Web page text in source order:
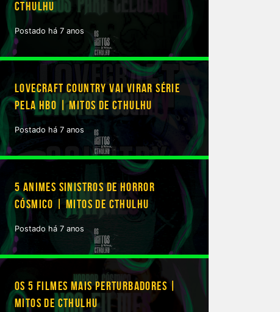
CTHULHU
Postado há 7 anos
LOVECRAFT COUNTRY VAI VIRAR SÉRIE
PELA HBO | MITOS DE CTHULHU
Postado há 7 anos
5 ANIMES SINISTROS DE HORROR
CÓSMICO | MITOS DE CTHULHU
Postado há 7 anos
OS 5 FILMES MAIS PERTURBADORES |
MITOS DE CTHULHU